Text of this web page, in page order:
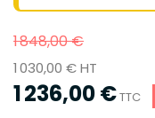
1 848,00 €
1 030,00 € HT
1 236,00 €TTC